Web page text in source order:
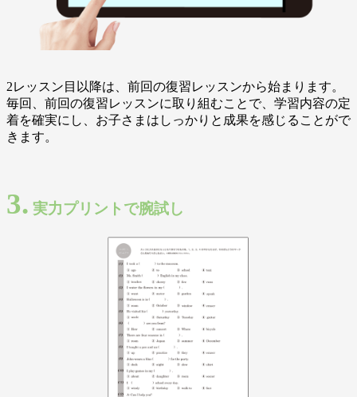
2レッスン目以降は、前回の復習レッスンから始まります。
毎回、前回の復習レッスンに取り組むことで、学習内容の定
着を確実にし、お子さまはしっかりと成果を感じることがで
きます。
3. 実力プリントで腕試し